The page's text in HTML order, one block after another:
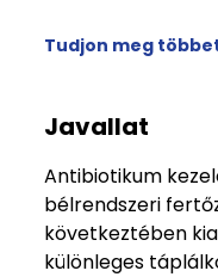
Tudjon meg
Javallat
Antibiotikum
bélrendszeri
következtében
különleges